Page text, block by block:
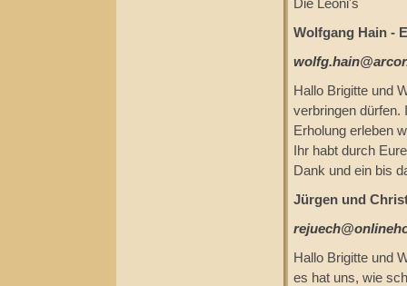
Die Leoni's
Wolfgang Hain -
Hallo Brigitte und
verbringen dürfen.
Erholung erleben
Ihr habt durch
Dank und ein bis
Jürgen und
Hallo Brigitte und
es hat uns, wie